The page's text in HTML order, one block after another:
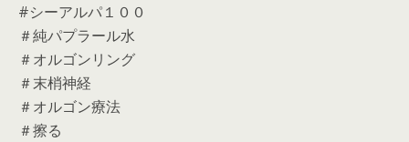
#シーアルパ１００
＃純パプラール水
＃オルゴンリング
＃末梢神経
＃オルゴン療法
＃擦る